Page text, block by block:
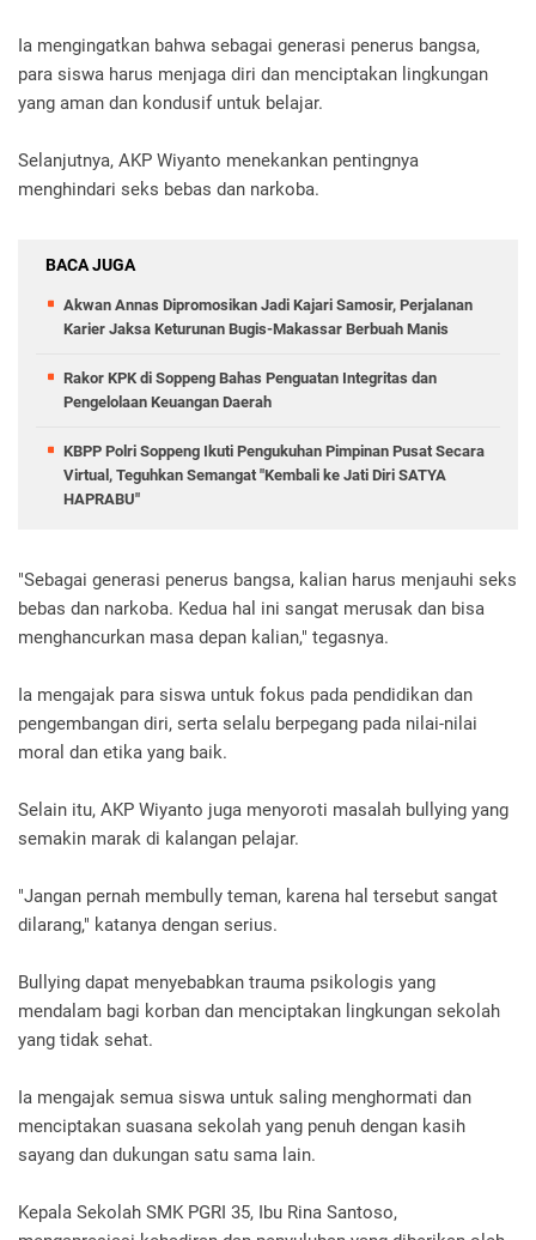
Ia mengingatkan bahwa sebagai generasi penerus bangsa,
para siswa harus menjaga diri dan menciptakan lingkungan
yang aman dan kondusif untuk belajar.
Selanjutnya, AKP Wiyanto menekankan pentingnya
menghindari seks bebas dan narkoba.
BACA JUGA
Akwan Annas Dipromosikan Jadi Kajari Samosir, Perjalanan
Karier Jaksa Keturunan Bugis-Makassar Berbuah Manis
Rakor KPK di Soppeng Bahas Penguatan Integritas dan
Pengelolaan Keuangan Daerah
KBPP Polri Soppeng Ikuti Pengukuhan Pimpinan Pusat Secara
Virtual, Teguhkan Semangat "Kembali ke Jati Diri SATYA
HAPRABU"
"Sebagai generasi penerus bangsa, kalian harus menjauhi seks
bebas dan narkoba. Kedua hal ini sangat merusak dan bisa
menghancurkan masa depan kalian," tegasnya.
Ia mengajak para siswa untuk fokus pada pendidikan dan
pengembangan diri, serta selalu berpegang pada nilai-nilai
moral dan etika yang baik.
Selain itu, AKP Wiyanto juga menyoroti masalah bullying yang
semakin marak di kalangan pelajar.
"Jangan pernah membully teman, karena hal tersebut sangat
dilarang," katanya dengan serius.
Bullying dapat menyebabkan trauma psikologis yang
mendalam bagi korban dan menciptakan lingkungan sekolah
yang tidak sehat.
Ia mengajak semua siswa untuk saling menghormati dan
menciptakan suasana sekolah yang penuh dengan kasih
sayang dan dukungan satu sama lain.
Kepala Sekolah SMK PGRI 35, Ibu Rina Santoso,